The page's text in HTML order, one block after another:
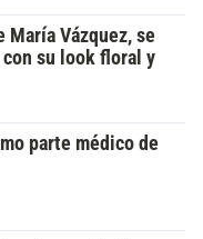
María Vázquez, se
su look floral y
parte médico de